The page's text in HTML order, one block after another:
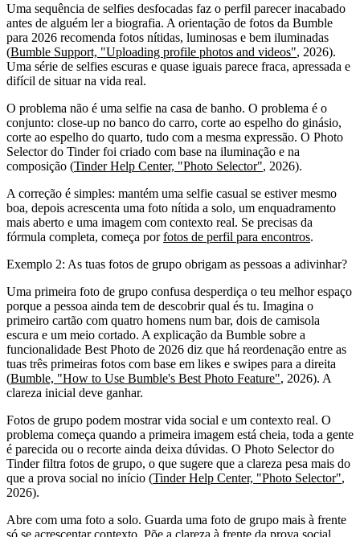
Uma sequência de selfies desfocadas faz o perfil parecer inacabado
antes de alguém ler a biografia. A orientação de fotos da Bumble
para 2026 recomenda fotos nítidas, luminosas e bem iluminadas
(Bumble Support, "Uploading profile photos and videos", 2026).
Uma série de selfies escuras e quase iguais parece fraca, apressada e
difícil de situar na vida real.
O problema não é uma selfie na casa de banho. O problema é o
conjunto: close-up no banco do carro, corte ao espelho do ginásio,
corte ao espelho do quarto, tudo com a mesma expressão. O Photo
Selector do Tinder foi criado com base na iluminação e na
composição (Tinder Help Center, "Photo Selector", 2026).
A correção é simples: mantém uma selfie casual se estiver mesmo
boa, depois acrescenta uma foto nítida a solo, um enquadramento
mais aberto e uma imagem com contexto real. Se precisas da
fórmula completa, começa porfotos de perfil para encontros.
Exemplo 2: As tuas fotos de grupo obrigam as pessoas a adivinhar?
Uma primeira foto de grupo confusa desperdiça o teu melhor espaço
porque a pessoa ainda tem de descobrir qual és tu. Imagina o
primeiro cartão com quatro homens num bar, dois de camisola
escura e um meio cortado. A explicação da Bumble sobre a
funcionalidade Best Photo de 2026 diz que há reordenação entre as
tuas três primeiras fotos com base em likes e swipes para a direita
(Bumble, "How to Use Bumble's Best Photo Feature", 2026). A
clareza inicial deve ganhar.
Fotos de grupo podem mostrar vida social e um contexto real. O
problema começa quando a primeira imagem está cheia, toda a gente
é parecida ou o recorte ainda deixa dúvidas. O Photo Selector do
Tinder filtra fotos de grupo, o que sugere que a clareza pesa mais do
que a prova social no início (Tinder Help Center, "Photo Selector",
2026).
Abre com uma foto a solo. Guarda uma foto de grupo mais à frente
só se acrescentar contexto. Põe a clareza à frente da prova social.